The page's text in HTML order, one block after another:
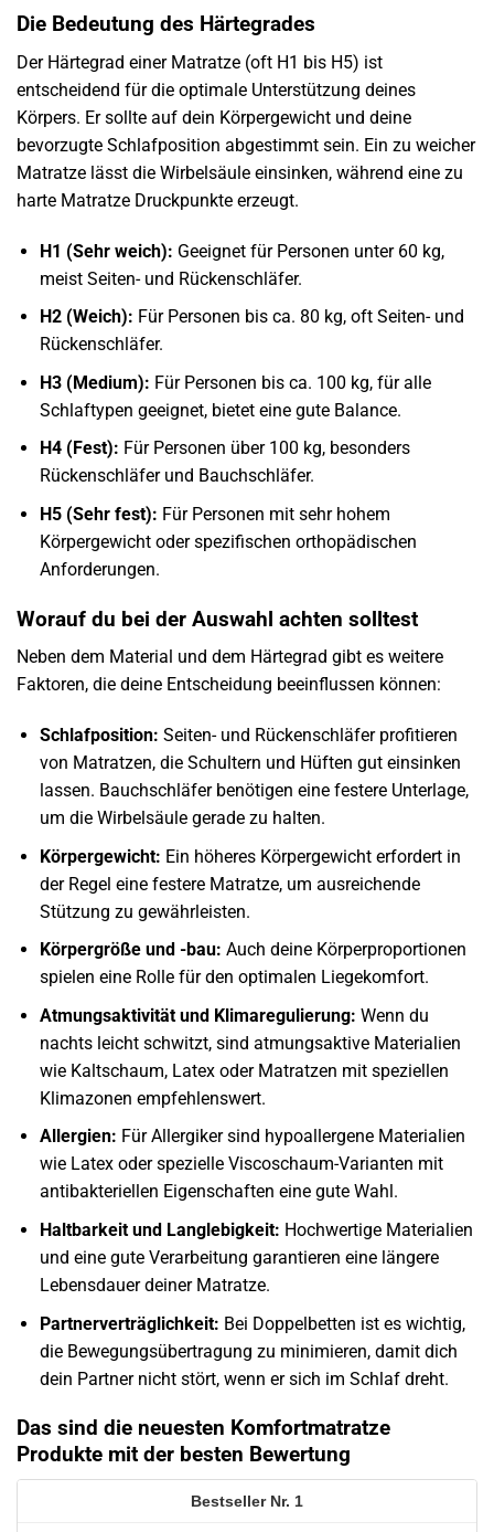
Die Bedeutung des Härtegrades
Der Härtegrad einer Matratze (oft H1 bis H5) ist
entscheidend für die optimale Unterstützung deines
Körpers. Er sollte auf dein Körpergewicht und deine
bevorzugte Schlafposition abgestimmt sein. Ein zu weicher
Matratze lässt die Wirbelsäule einsinken, während eine zu
harte Matratze Druckpunkte erzeugt.
H1 (Sehr weich): Geeignet für Personen unter 60 kg,
meist Seiten- und Rückenschläfer.
H2 (Weich): Für Personen bis ca. 80 kg, oft Seiten- und
Rückenschläfer.
H3 (Medium): Für Personen bis ca. 100 kg, für alle
Schlaftypen geeignet, bietet eine gute Balance.
H4 (Fest): Für Personen über 100 kg, besonders
Rückenschläfer und Bauchschläfer.
H5 (Sehr fest): Für Personen mit sehr hohem
Körpergewicht oder spezifischen orthopädischen
Anforderungen.
Worauf du bei der Auswahl achten solltest
Neben dem Material und dem Härtegrad gibt es weitere
Faktoren, die deine Entscheidung beeinflussen können:
Schlafposition: Seiten- und Rückenschläfer profitieren
von Matratzen, die Schultern und Hüften gut einsinken
lassen. Bauchschläfer benötigen eine festere Unterlage,
um die Wirbelsäule gerade zu halten.
Körpergewicht: Ein höheres Körpergewicht erfordert in
der Regel eine festere Matratze, um ausreichende
Stützung zu gewährleisten.
Körpergröße und -bau: Auch deine Körperproportionen
spielen eine Rolle für den optimalen Liegekomfort.
Atmungsaktivität und Klimaregulierung: Wenn du
nachts leicht schwitzt, sind atmungsaktive Materialien
wie Kaltschaum, Latex oder Matratzen mit speziellen
Klimazonen empfehlenswert.
Allergien: Für Allergiker sind hypoallergene Materialien
wie Latex oder spezielle Viscoschaum-Varianten mit
antibakteriellen Eigenschaften eine gute Wahl.
Haltbarkeit und Langlebigkeit: Hochwertige Materialien
und eine gute Verarbeitung garantieren eine längere
Lebensdauer deiner Matratze.
Partnerverträglichkeit: Bei Doppelbetten ist es wichtig,
die Bewegungsübertragung zu minimieren, damit dich
dein Partner nicht stört, wenn er sich im Schlaf dreht.
Das sind die neuesten Komfortmatratze
Produkte mit der besten Bewertung
1